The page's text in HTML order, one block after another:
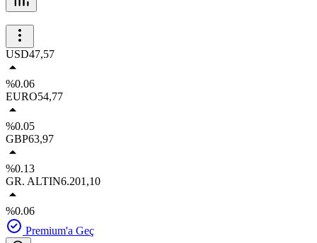
USD47,57
%0.06
EURO54,77
%0.05
GBP63,97
%0.13
GR. ALTIN6.201,10
%0.06
Premium'a Geç